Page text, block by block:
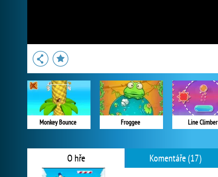
Monkey Bounce Froggee Line Climber
O hře Komentáře (17)